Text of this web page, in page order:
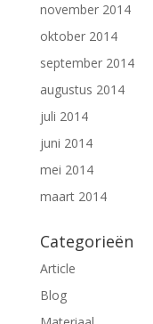
november 2014
oktober 2014
september 2014
augustus 2014
juli 2014
juni 2014
mei 2014
maart 2014
Categorieën
Article
Blog